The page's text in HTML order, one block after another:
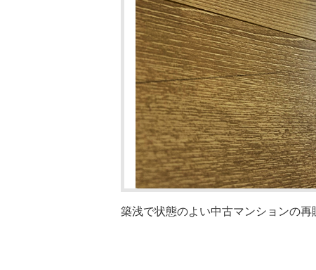
築浅で状態のよい中古マンションの再